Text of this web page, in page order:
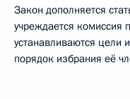
Закон дополняется
учреждается комиссия
устанавливаются цели
порядок избрания её